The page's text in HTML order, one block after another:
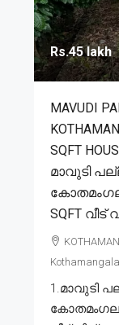
Rs.45 lakh
MAVUDI
SQFT
മാവുടി
SQFT
1.മാവുടി